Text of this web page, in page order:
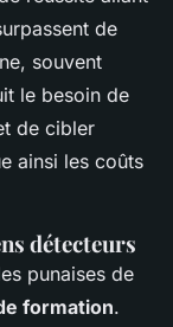
de
souvent
le besoin de
de cibler
ainsi les coûts
détecteurs
punaises de
formation.